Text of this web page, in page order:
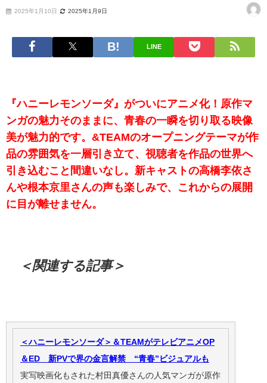
2025年1月10日 2025年1月9日
LINE
『ハニーレモンソーダ』がついにアニメ化！原作マ
ンガの魅力そのままに、青春の一瞬を切り取る映像
美が魅力的です。&TEAMのオープニングテーマが作
品の雰囲気を一層引き立て、視聴者を作品の世界へ
引き込むこと間違いなし。新キャストの高橋李依さ
んや根本京里さんの声も楽しみで、これからの展開
に目が離せません。
＜関連する記事＞
＜ハニーレモンソーダ＞＆TEAMがテレビアニメOP
＆ED 新PVで界の金言解禁 “青春”ビジュアルも
実写映画化もされた村田真優さんの人気マンガが原作